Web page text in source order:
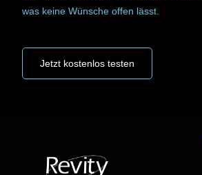
was keine Wünsche offen lässt.